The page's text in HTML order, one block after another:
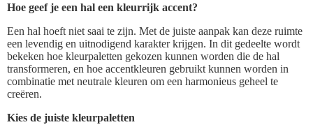
Hoe geef je een hal een kleurrijk accent?
Een hal hoeft niet saai te zijn. Met de juiste aanpak kan deze ruimte
een levendig en uitnodigend karakter krijgen. In dit gedeelte wordt
bekeken hoe kleurpaletten gekozen kunnen worden die de hal
transformeren, en hoe accentkleuren gebruikt kunnen worden in
combinatie met neutrale kleuren om een harmonieus geheel te
creëren.
Kies de juiste kleurpaletten